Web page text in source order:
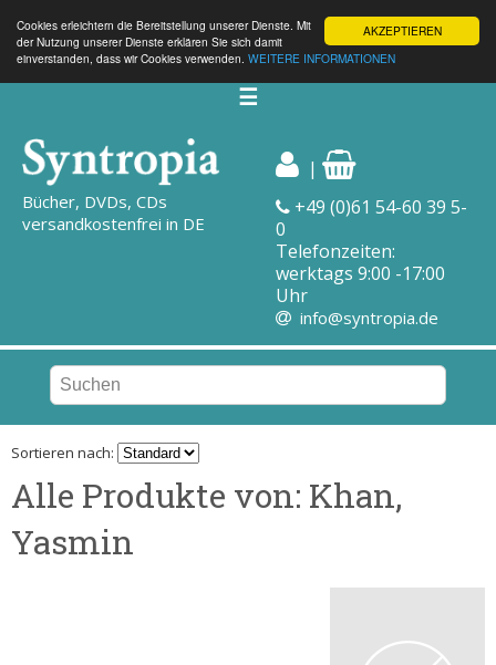
AKZEPTIEREN
Cookies erleichtern die Bereitstellung unserer Dienste. Mit
der Nutzung unserer Dienste erklären Sie sich damit
einverstanden, dass wir Cookies verwenden. WEITERE INFORMATIONEN
☰
Bücher, DVDs, CDs
versandkostenfrei in DE
|
+49 (0)61 54-60 39 5-
0
Telefonzeiten:
werktags 9:00 -17:00
Uhr
info@syntropia.de
Sortieren nach:
Alle Produkte von: Khan,
Yasmin